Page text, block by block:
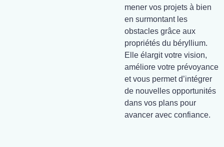
mener vos projets à bien
en surmontant les
obstacles grâce aux
propriétés du béryllium.
Elle élargit votre vision,
améliore votre prévoyance
et vous permet d’intégrer
de nouvelles opportunités
dans vos plans pour
avancer avec confiance.